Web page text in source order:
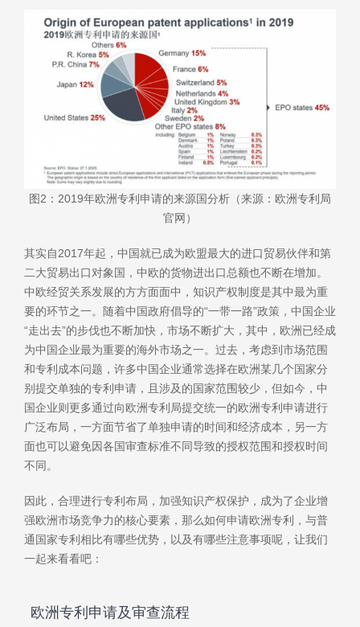
图2：2019年欧洲专利申请的来源国分析（来源：欧洲专利局
官网）
其实自2017年起，中国就已成为欧盟最大的进口贸易伙伴和第
二大贸易出口对象国，中欧的货物进出口总额也不断在增加。
中欧经贸关系发展的方方面面中，知识产权制度是其中最为重
要的环节之一。随着中国政府倡导的“一带一路”政策，中国企业
“走出去”的步伐也不断加快，市场不断扩大，其中，欧洲已经成
为中国企业最为重要的海外市场之一。过去，考虑到市场范围
和专利成本问题，许多中国企业通常选择在欧洲某几个国家分
别提交单独的专利申请，且涉及的国家范围较少，但如今，中
国企业则更多通过向欧洲专利局提交统一的欧洲专利申请进行
广泛布局，一方面节省了单独申请的时间和经济成本，另一方
面也可以避免因各国审查标准不同导致的授权范围和授权时间
不同。
因此，合理进行专利布局，加强知识产权保护，成为了企业增
强欧洲市场竞争力的核心要素，那么如何申请欧洲专利，与普
通国家专利相比有哪些优势，以及有哪些注意事项呢，让我们
一起来看看吧：
欧洲专利申请及审查流程